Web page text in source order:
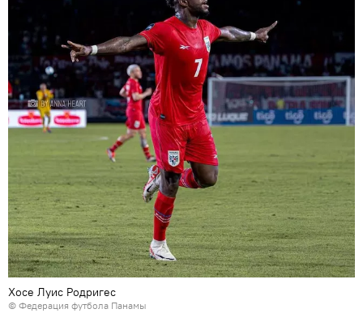
Хосе Луис Родригес
© Федерация футбола Панамы